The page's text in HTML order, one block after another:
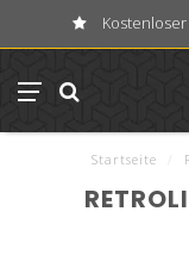
Startseite